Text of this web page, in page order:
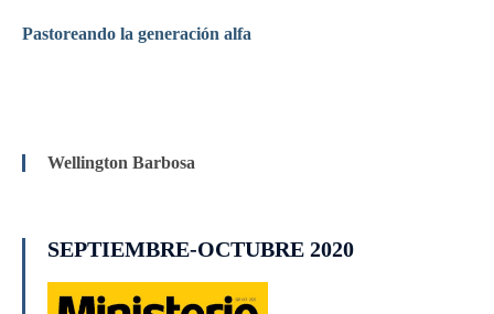
Pastoreando la generación alfa
Wellington Barbosa
SEPTIEMBRE-OCTUBRE 2020